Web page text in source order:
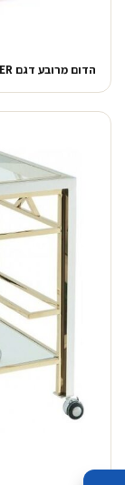
הדום מרובע דגם JUNGLER